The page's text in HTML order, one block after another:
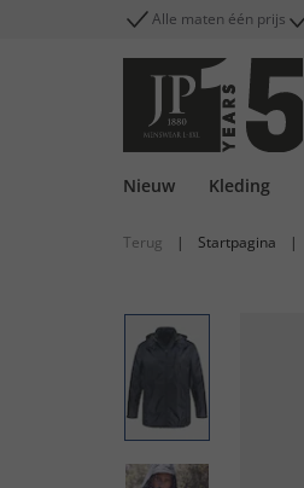
Alle maten één prijs
Nieuw Kleding
Terug | Startpagina |